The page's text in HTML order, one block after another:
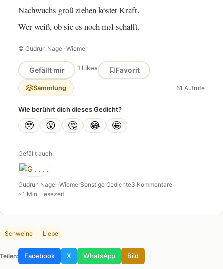
Nachwuchs groß ziehen kostet Kraft.
Wer weiß, ob sie es noch mal schafft.
© Gudrun Nagel-Wiemer
Gefällt mir 1 Likes Favorit
Sammlung 61 Aufrufe
Wie berührt dich dieses Gedicht?
🥹 😮 🤔 😂 🤩
Gefällt auch:
Gudrun Nagel-WiemerSonstige Gedichte3 Kommentare
~1 Min. Lesezeit
Schweine Liebe
Teilen: Facebook X WhatsApp Bild